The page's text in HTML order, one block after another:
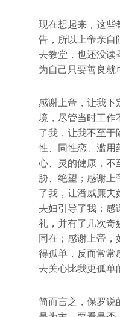
现在想起来，这些
告，所以上帝亲自
去教堂，也还没读
为自己只要善良就
感谢上帝，让我下
境，尽管当时工作
了我，让我不至于
性、同性恋、滥用
心、灵的健康，不
胁、绝望；感谢上
了我，让潘威廉夫
夫妇引导了我；感
礼，并有了几次奇
同在；感谢上帝，
得孤单，反而常常
去关心比我更孤单
简而言之，保罗说